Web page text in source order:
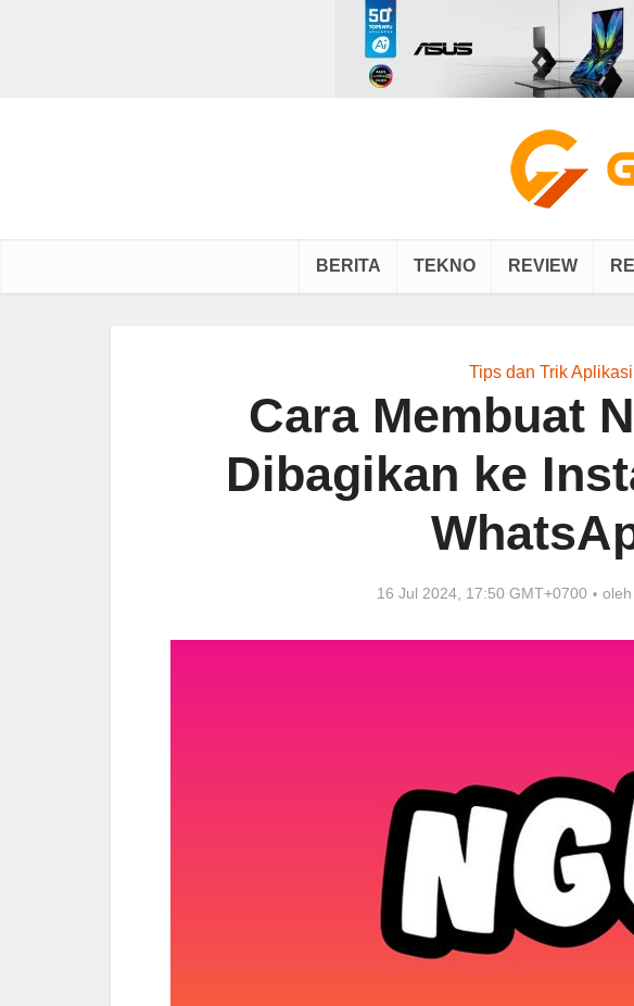
BERITA TEKNO REVIEW
Tips dan Trik Aplikasi
Cara Membuat
Dibagikan ke
16 Jul 2024, 17:50 GMT+0700 oleh